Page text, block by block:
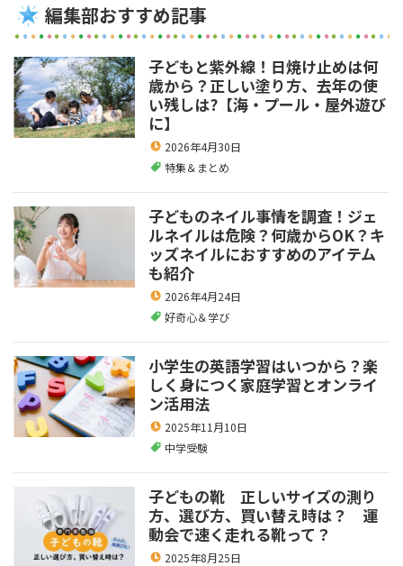
編集部おすすめ記事
子どもと紫外線！日焼け止めは何
歳から？正しい塗り方、去年の使
い残しは?【海・プール・屋外遊び
に】
2026年4月30日
特集＆まとめ
子どものネイル事情を調査！ジェ
ルネイルは危険？何歳からOK？キ
ッズネイルにおすすめのアイテム
も紹介
2026年4月24日
好奇心＆学び
小学生の英語学習はいつから？楽
しく身につく家庭学習とオンライ
ン活用法
2025年11月10日
中学受験
子どもの靴 正しいサイズの測り
方、選び方、買い替え時は？ 運
動会で速く走れる靴って？
2025年8月25日